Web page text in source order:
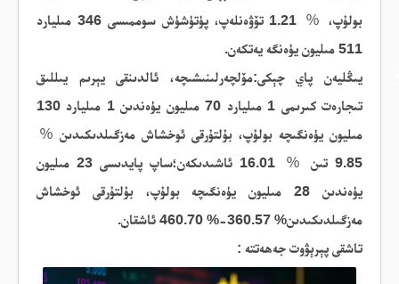
بولۇپ، ％
تۆۋەنلەپ، پۈتۈشۈش سوممىسى 346 مىليارد
511 مىليون يۈەنگە يەتكەن.
يىڭليەن پاي چېكى:مۆلچەرلىنىشىچە، ئالدىنقى يېرىم يىللىق
تىجارەت كىرىمى 1 مىليارد 70 مىليون يۈەندىن 1 مىليارد 130
مىليون يۈەنگىچە بولۇپ، بۇلتۇرقى ئوخشاش مەزگىلدىكىدىن ％
9.85 تىن ％
ئاشىدىكەن؛ساپ پايدىسى 23 مىليون
يۈەندىن 28 مىليون يۈەنگىچە بولۇپ، بۇلتۇرقى ئوخشاش
مەزگىلدىكىدىن% 360.57-% 460.70 ئاشقان.
تاشقى پېرېۋوت جەھەتتە :